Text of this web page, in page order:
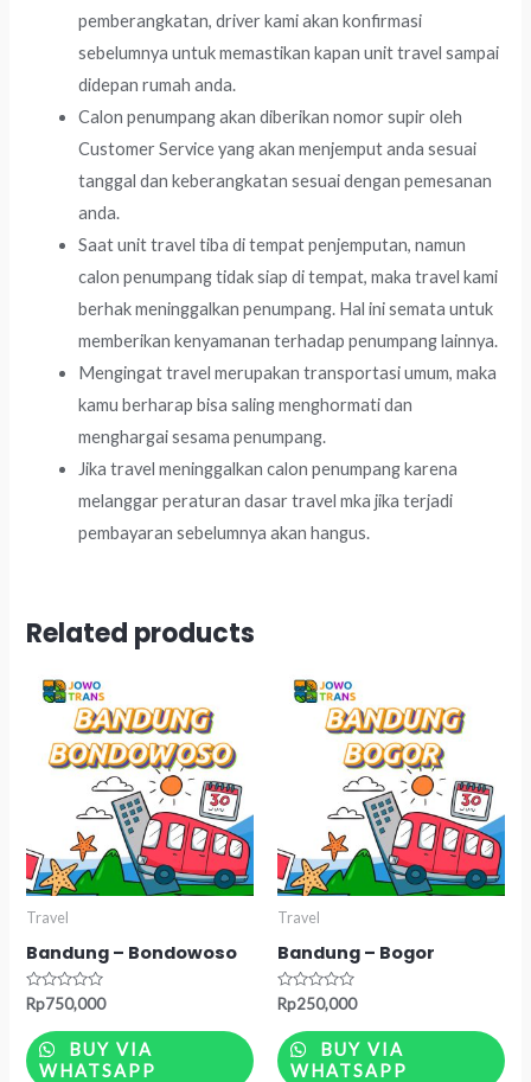
pemberangkatan, driver kami akan konfirmasi
sebelumnya untuk memastikan kapan unit travel sampai
didepan rumah anda.
Calon penumpang akan diberikan nomor supir oleh
Customer Service yang akan menjemput anda sesuai
tanggal dan keberangkatan sesuai dengan pemesanan
anda.
Saat unit travel tiba di tempat penjemputan, namun
calon penumpang tidak siap di tempat, maka travel kami
berhak meninggalkan penumpang. Hal ini semata untuk
memberikan kenyamanan terhadap penumpang lainnya.
Mengingat travel merupakan transportasi umum, maka
kamu berharap bisa saling menghormati dan
menghargai sesama penumpang.
Jika travel meninggalkan calon penumpang karena
melanggar peraturan dasar travel mka jika terjadi
pembayaran sebelumnya akan hangus.
Related products
Travel
Bandung – Bondowoso
Rated
0
out
of
5
Rp750,000
BUY VIA
WHATSAPP
Travel
Bandung – Bogor
Rated
0
out
of
5
Rp250,000
BUY VIA
WHATSAPP